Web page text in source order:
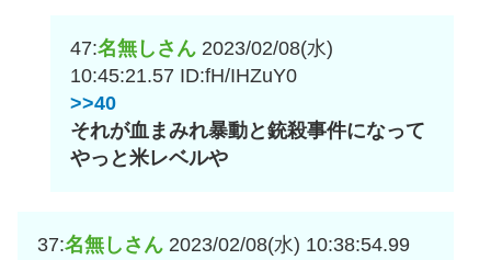
47:名無しさん 2023/02/08(水)
10:45:21.57 ID:fH/IHZuY0
>>40
それが血まみれ暴動と銃殺事件になって
やっと米レベルや
37:名無しさん 2023/02/08(水) 10:38:54.99